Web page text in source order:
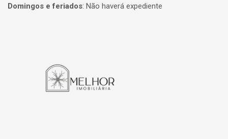
Domingos e feriados: Não haverá expediente